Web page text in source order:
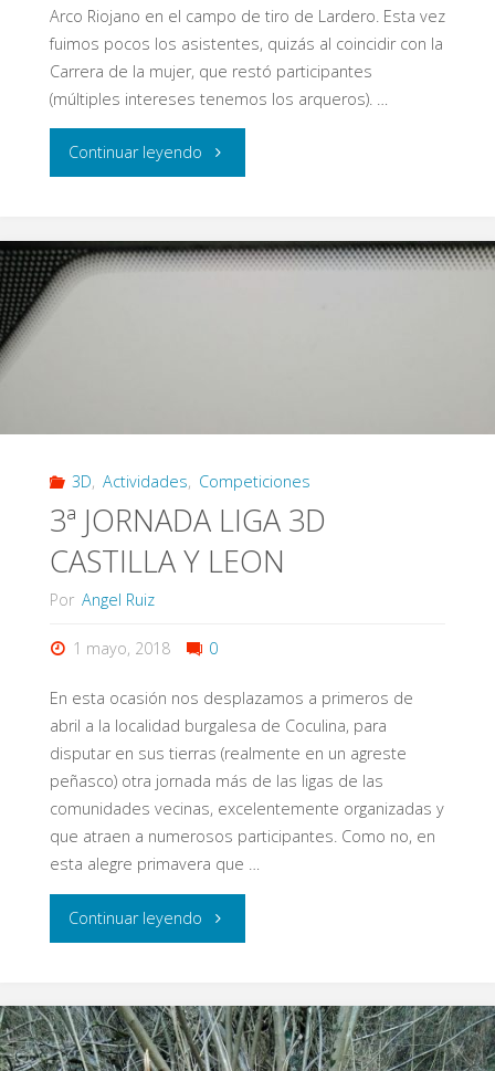
Arco Riojano en el campo de tiro de Lardero. Esta vez
fuimos pocos los asistentes, quizás al coincidir con la
Carrera de la mujer, que restó participantes
(múltiples intereses tenemos los arqueros). …
Continuar leyendo "3ª
Liga
Arco
Riojano
2018"
3D, Actividades, Competiciones
3ª JORNADA LIGA 3D
CASTILLA Y LEON
Por Angel Ruiz
1 mayo, 2018 0
En esta ocasión nos desplazamos a primeros de
abril a la localidad burgalesa de Coculina, para
disputar en sus tierras (realmente en un agreste
peñasco) otra jornada más de las ligas de las
comunidades vecinas, excelentemente organizadas y
que atraen a numerosos participantes. Como no, en
esta alegre primavera que …
Continuar leyendo "3ª
LIGA
3D